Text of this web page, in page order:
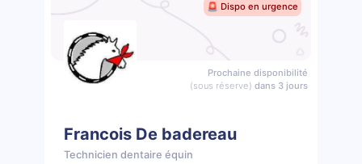
🚨 Dispo en urgence
Prochaine disponibilité
(sous réserve) dans 3 jours
Francois De badereau
Technicien dentaire équin